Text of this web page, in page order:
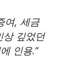
여, 세금
상 깊었던
인용.”